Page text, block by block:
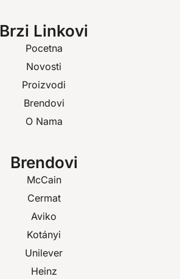
Brzi Linkovi
Pocetna
Novosti
Proizvodi
Brendovi
O Nama
Brendovi
McCain
Cermat
Aviko
Kotányi
Unilever
Heinz